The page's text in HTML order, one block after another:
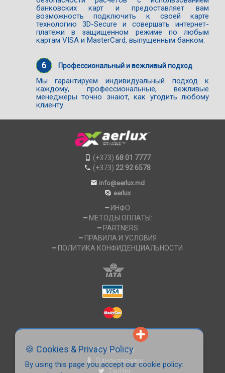
банковских карт и предоставляет вам
возможность подключить к своей карте
технологию 3D-Secure и совершать интернет-
платежи в защищенном режиме по любым
картам VISA и MasterCard, выпущенным банком.
6 Профессиональный и вежливый подход
Мы гарантируем индивидуальный подход к
каждому, профессиональные, вежливые
менеджеры точно знают, как угодить любому
клиенту.
(+373) 68 01 7777
(+373) 22 92 6578
info@aerlux.md
aerlux
ИНФО
МЕТОДЫ ОПЛАТЫ:
PARTNERS
ПРАВИЛА И УСЛОВИЯ
ПОЛИТИКА КОНФИДЕНЦИАЛЬНОСТИ
Facebook
Однокласники
Twitter
🍪 Cookies & Privacy Policy
By using this page you accept our cookie policy: